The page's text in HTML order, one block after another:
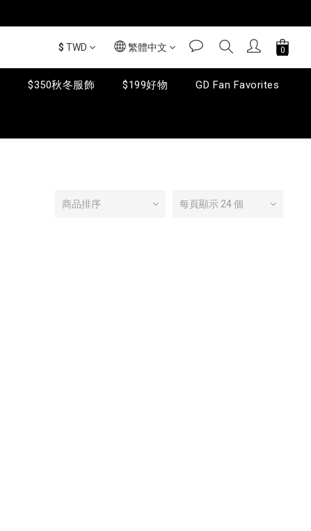
$ TWD 繁體中文
$350秋冬服飾 $199好物 GD Fan Favorites
商品排序 每頁顯示 24 個